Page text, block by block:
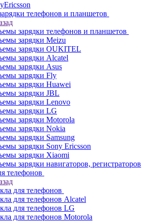
телефонов и планшетов
зарядки телефонов и планшетов
зарядки Meizu
зарядки OUKITEL
зарядки Alcatel
зарядки Asus
зарядки Fly
зарядки Huawei
зарядки JBL
зарядки Lenovo
зарядки LG
зарядки Motorola
зарядки Nokia
зарядки Samsung
зарядки Sony Ericsson
зарядки Xiaomi
зарядки навигаторов, регистраторов
телефонов
для телефонов
для телефонов Alcatel
для телефонов LG
для телефонов Motorola